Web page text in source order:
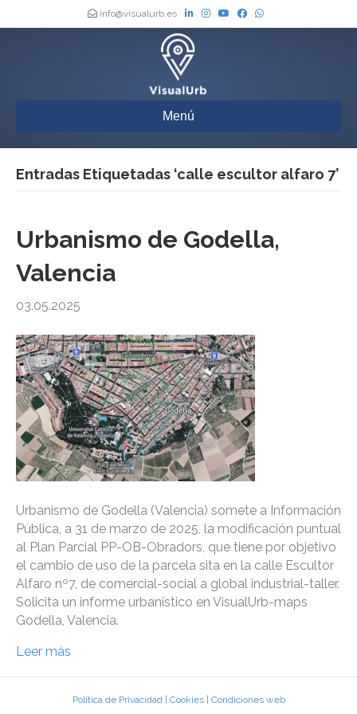
info@visualurb.es
Menú
Entradas Etiquetadas ‘calle escultor alfaro 7’
Urbanismo de Godella,
Valencia
03.05.2025
Urbanismo de Godella (Valencia) somete a Información
Pública, a 31 de marzo de 2025, la modificación puntual
al Plan Parcial PP-OB-Obradors, que tiene por objetivo
el cambio de uso de la parcela sita en la calle Escultor
Alfaro nº7, de comercial-social a global industrial-taller.
Solicita un informe urbanístico en VisualUrb-maps
Godella, Valencia.
Leer más
Política de Privacidad| Cookies| Condiciones web